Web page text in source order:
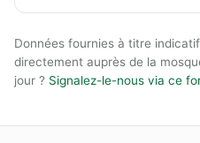
Données fournies à titre
directement auprès de la
jour ? Signalez-le-nous via ce